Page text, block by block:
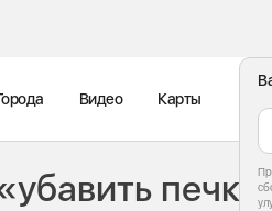
Видео Карты